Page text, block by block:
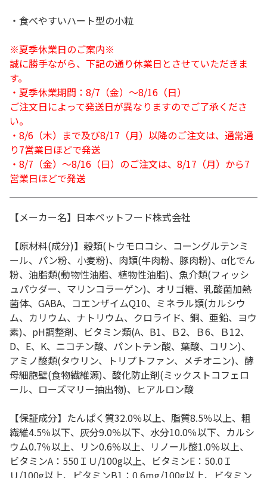
・食べやすいハート型の小粒
※夏季休業日のご案内※
誠に勝手ながら、下記の通り休業日とさせていただきま
す。
・夏季休業期間：8/7（金）～8/16（日）
ご注文日によって発送日が異なりますのでご了承くださ
い。
・8/6（木）まで及び8/17（月）以降のご注文は、通常通
り7営業日ほどで発送
・8/7（金）～8/16（日）のご注文は、8/17（月）から7
営業日ほどで発送
【メーカー名】日本ペットフード株式会社
【原材料(成分)】穀類(トウモロコシ、コーングルテンミ
ール、パン粉、小麦粉)、肉類(牛肉粉、豚肉粉)、α化でん
粉、油脂類(動物性油脂、植物性油脂)、魚介類(フィッシ
ュパウダー、マリンコラーゲン)、オリゴ糖、乳酸菌加熱
菌体、GABA、コエンザイムQ10、ミネラル類(カルシウ
ム、カリウム、ナトリウム、クロライド、銅、亜鉛、ヨウ
素)、pH調整剤、ビタミン類(A、B1、Ｂ2、Ｂ6、Ｂ12、
D、E、K、ニコチン酸、パントテン酸、葉酸、コリン)、
アミノ酸類(タウリン、トリプトファン、メチオニン)、酵
母細胞壁(食物繊維源)、酸化防止剤(ミックストコフェロ
ール、ローズマリー抽出物)、ヒアルロン酸
【保証成分】たんぱく質32.0％以上、脂質8.5％以上、粗
繊維4.5％以下、灰分9.0％以下、水分10.0％以下、カルシ
ウム0.7％以上、リン0.6％以上、リノール酸1.0％以上、
ビタミンA：550ＩＵ/100g以上、ビタミンE：50.0Ｉ
Ｕ/100g以上、ビタミンB1：0.6mg/100g以上、ビタミン